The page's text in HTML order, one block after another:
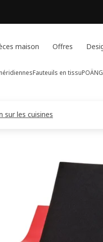
maison Offres
Fauteuils en tissuPOÄNG
sur les cuisines